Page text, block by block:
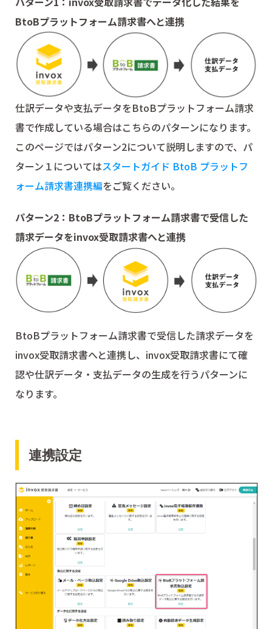
BtoBプラットフォーム請求書へと連携
仕訳データや支払データをBtoBプラットフォーム請求
書で作成している場合はこちらのパターンになります。
このページではパターン2について説明しますので、パ
ターン１についてはスタートガイド BtoB プラットフ
ォーム請求書連携編をご覧ください。
パターン2：BtoBプラットフォーム請求書で受信した
請求データをinvox受取請求書へと連携
BtoBプラットフォーム請求書で受信した請求データを
invox受取請求書へと連携し、invox受取請求書にて確
認や仕訳データ・支払データの生成を行うパターンに
なります。
連携設定